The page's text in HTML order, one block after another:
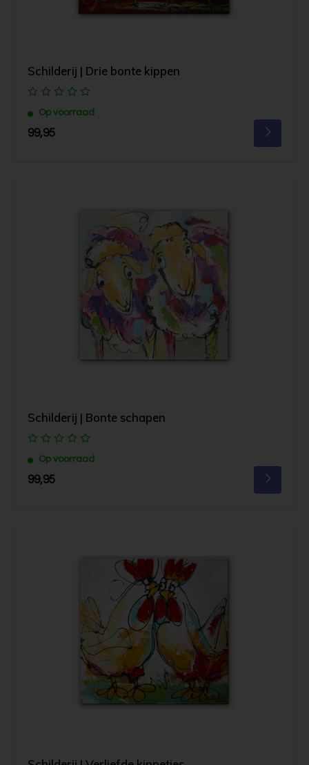
Schilderij | Drie bonte kippen
Op voorraad
99,95
Schilderij | Bonte schapen
Op voorraad
99,95